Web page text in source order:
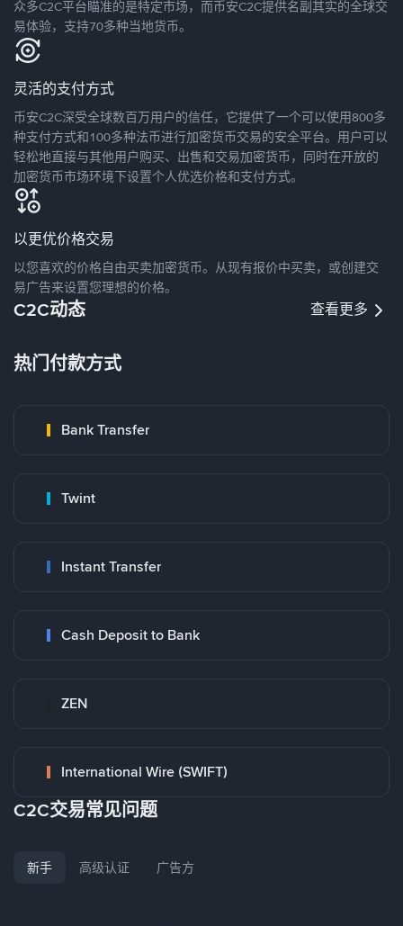
众多C2C平台瞄准的是特定市场，而币安C2C提供名副其实的全球交
易体验，支持70多种当地货币。
灵活的支付方式
币安C2C深受全球数百万用户的信任，它提供了一个可以使用800多
种支付方式和100多种法币进行加密货币交易的安全平台。用户可以
轻松地直接与其他用户购买、出售和交易加密货币，同时在开放的
加密货币市场环境下设置个人优选价格和支付方式。
以更优价格交易
以您喜欢的价格自由买卖加密货币。从现有报价中买卖，或创建交
易广告来设置您理想的价格。
C2C动态 查看更多
热门付款方式
Bank Transfer
Twint
Instant Transfer
Cash Deposit to Bank
ZEN
International Wire (SWIFT)
C2C交易常见问题
新手 高级认证 广告方